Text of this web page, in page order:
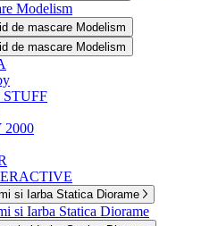
Modelism
de mascare Modelism
de mascare Modelism
STUFF
2000
si Iarba Statica Diorame
si Iarba Statica Diorame